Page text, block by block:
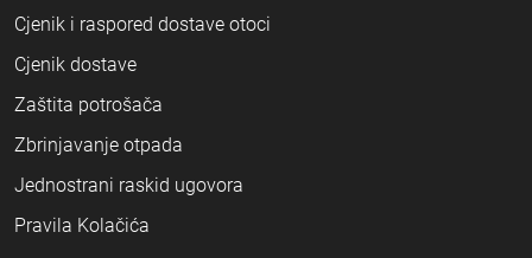
Cjenik i raspored dostave otoci
Cjenik dostave
Zaštita potrošača
Zbrinjavanje otpada
Jednostrani raskid ugovora
Pravila Kolačića